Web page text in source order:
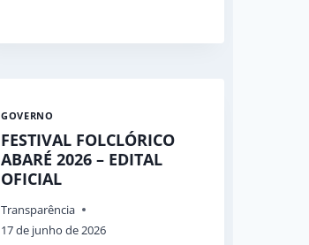
GOVERNO
FESTIVAL FOLCLÓRICO
ABARÉ 2026 – EDITAL
OFICIAL
Transparência
17 de junho de 2026